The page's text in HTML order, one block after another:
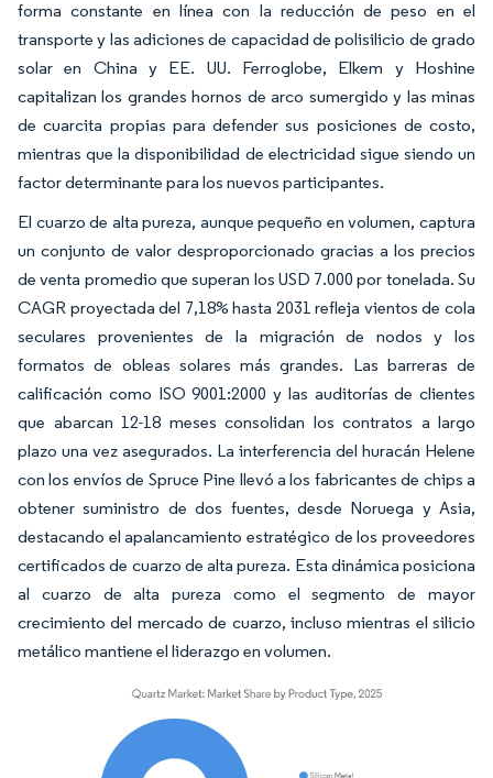
forma constante en línea con la reducción de peso en el
transporte y las adiciones de capacidad de polisilicio de grado
solar en China y EE. UU. Ferroglobe, Elkem y Hoshine
capitalizan los grandes hornos de arco sumergido y las minas
de cuarcita propias para defender sus posiciones de costo,
mientras que la disponibilidad de electricidad sigue siendo un
factor determinante para los nuevos participantes.
El cuarzo de alta pureza, aunque pequeño en volumen, captura
un conjunto de valor desproporcionado gracias a los precios
de venta promedio que superan los USD 7.000 por tonelada. Su
CAGR proyectada del 7,18% hasta 2031 refleja vientos de cola
seculares provenientes de la migración de nodos y los
formatos de obleas solares más grandes. Las barreras de
calificación como ISO 9001:2000 y las auditorías de clientes
que abarcan 12-18 meses consolidan los contratos a largo
plazo una vez asegurados. La interferencia del huracán Helene
con los envíos de Spruce Pine llevó a los fabricantes de chips a
obtener suministro de dos fuentes, desde Noruega y Asia,
destacando el apalancamiento estratégico de los proveedores
certificados de cuarzo de alta pureza. Esta dinámica posiciona
al cuarzo de alta pureza como el segmento de mayor
crecimiento del mercado de cuarzo, incluso mientras el silicio
metálico mantiene el liderazgo en volumen.